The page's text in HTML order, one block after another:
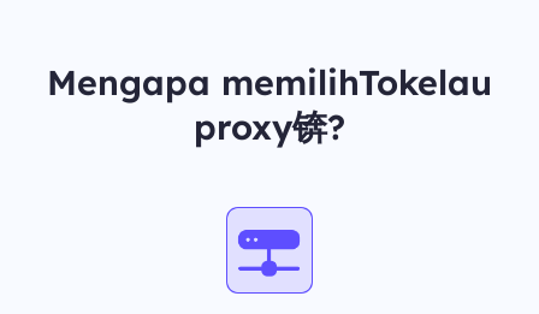
Mengapa memilihTokelau
proxy锛?